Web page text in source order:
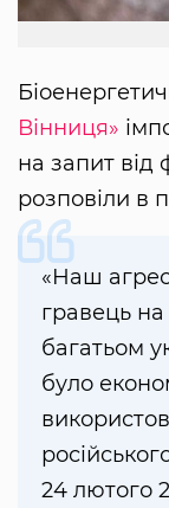
Вінниця»
на запит від
розповіли в
«Наш
гравець
багатьом
було
24 лютого